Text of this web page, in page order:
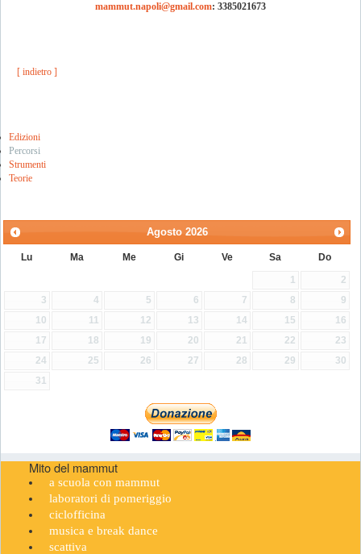
mammut.napoli@gmail.com: 3385021673
[ indietro ]
Edizioni
Percorsi
Strumenti
Teorie
Agosto 2026
Lu Ma Me Gi Ve Sa Do
1
2
3
4 5 6 7 8
9
10
11 12 13 14 15
16
17
18 19 20 21 22
23
24
25 26 27 28 29
30
31
Mito del mammut
a scuola con mammut
laboratori di pomeriggio
ciclofficina
musica e break dance
scattiva